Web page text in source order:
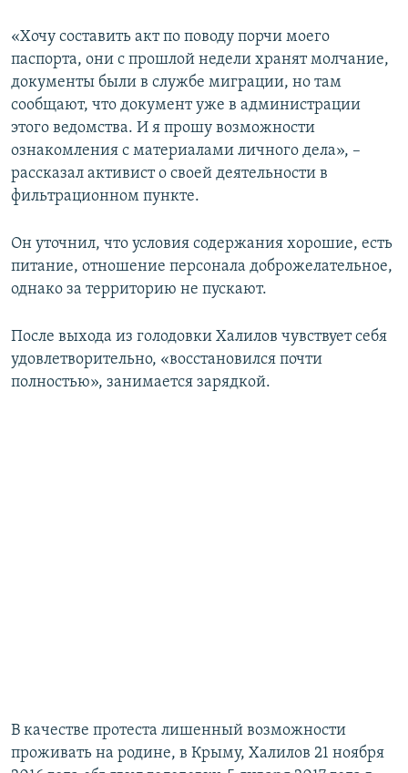
«Хочу составить акт по поводу порчи моего
паспорта, они с прошлой недели хранят молчание,
документы были в службе миграции, но там
сообщают, что документ уже в администрации
этого ведомства. И я прошу возможности
ознакомления с материалами личного дела», –
рассказал активист о своей деятельности в
фильтрационном пункте.
Он уточнил, что условия содержания хорошие, есть
питание, отношение персонала доброжелательное,
однако за территорию не пускают.
После выхода из голодовки Халилов чувствует себя
удовлетворительно, «восстановился почти
полностью», занимается зарядкой.
В качестве протеста лишенный возможности
проживать на родине, в Крыму, Халилов 21 ноября